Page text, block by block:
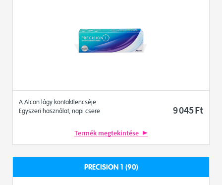
A Alcon lágy kontaktlencséje
Egyszeri használat, napi csere
9 045Ft
Termék megtekintése
PRECISION 1 (90)